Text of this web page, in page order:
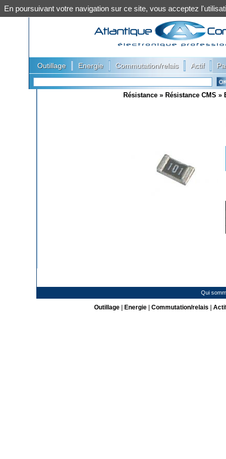
Outillage Energie Commutation/relais Actif
Résistance » Résistance CMS »
Qui
Outillage| Energie| Commutation/relais
En poursuivant votre navigation sur ce site, vous acceptez